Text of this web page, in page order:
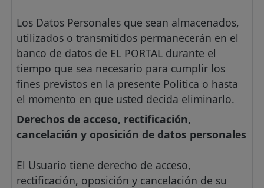
Los Datos Personales que sean almacenados,
utilizados o transmitidos permanecerán en el
banco de datos de EL PORTAL durante el
tiempo que sea necesario para cumplir los
fines previstos en la presente Política o hasta
el momento en que usted decida eliminarlo.
Derechos de acceso, rectificación,
cancelación y oposición de datos personales
El Usuario tiene derecho de acceso,
rectificación, oposición y cancelación de su